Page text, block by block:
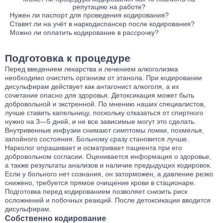
подбираем метод под конкретного человека, а не «как у
всех».
защищённая врачебной тайной. Мы не информируем
родственников и не подтверждаем факт вашего обращения в
наш центр. Ваше решение сохраняется в тайне, если только
вы сами не захотите им поделиться.
репутацию на работе?
Абсолютно нет. Работодатель не имеет никаких легальных
каналов для получения подобной информации. Все
документы, связанные с лечением, хранятся в нашем
документ без указания диагноза и метода лечения.
Нужен ли паспорт для проведения кодирования?
Да, паспорт необходим. Это требование закона для
оформления информированного добровольного согласия на
юридическую защиту и гарантирует, что процедура
проводится добровольно и легально, но не означает
постановки на какой-либо учёт.
Ставят ли на учёт в наркодиспансер после кодирования?
Нет. Кодирование в частной клинике — это платная
сведения в диспансер. Вы сохраняете все права, включая
возможность управления транспортным средством (после
получения обычной справки от терапевта в установленном
порядке).
Можно ли оплатить кодирование в рассрочку?
условия. После консультации врача и выбора метода
кодирования вы можете обсудить с администратором
возможность разбивки платежа на 2-3 части по удобному для
вас графику.
Подготовка к процедуре
Перед введением лекарства и лечением алкоголизма
необходимо очистить организм от этанола. При кодировании
дисульфирам действует как антагонист алкоголя, а их
сочетание опасно для здоровья. Детоксикация может быть
добровольной и экстренной. По мнению наших специалистов,
лучше ставить капельницу, поскольку отказаться от спиртного
нужно на 3—5 дней, и не все зависимые могут это сделать.
Внутривенные инфузии снимают симптомы ломки, похмелья,
запойного состояния. Больному сразу становится лучше.
Нарколог опрашивает и осматривает пациента при его
добровольном согласии. Оценивается информация о здоровье,
а также результаты анализов и наличие предыдущих кодировок.
Если у больного нет сознания, он заторможен, а давление резко
снижено, требуется прямое очищение крови в стационаре.
Подготовка перед кодированием позволяет снизить риск
осложнений и побочных реакций. После детоксикации вводится
дисульфирам.
Собственно кодирование